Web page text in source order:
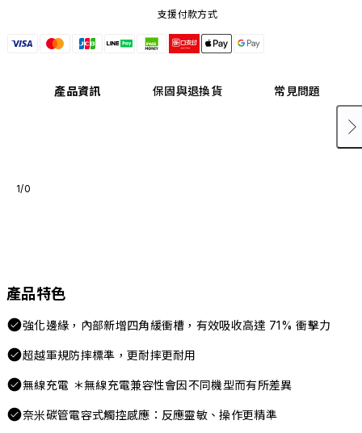
支援付款方式
產品資訊 保固與退換貨 常見問題
1/0
產品特色
強化邊緣，內部新增四角緩衝槽，有效吸收高達 71% 衝擊力
超越軍規防摔標準，更耐摔更耐用
無線充電 ＊無線充電兼容性會因不同機型而有所差異
奈米碳管電容式觸控感應：反應靈敏、操作更精準